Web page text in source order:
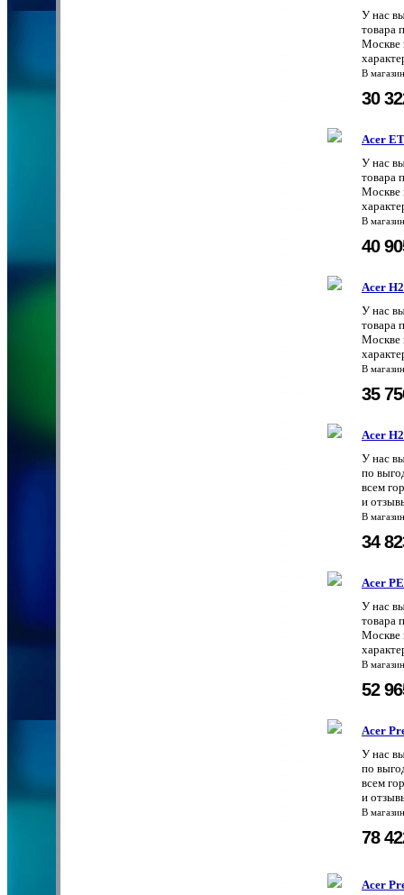
У нас
товара
Москве
В
30
Acer
У нас
товара
Москве
В
40
Acer
У нас
товара
Москве
В
35
Acer
У нас
по
всем
и
В
34
Acer
У нас
товара
Москве
В
52
Acer
У нас
по
всем
и
В
78
Acer